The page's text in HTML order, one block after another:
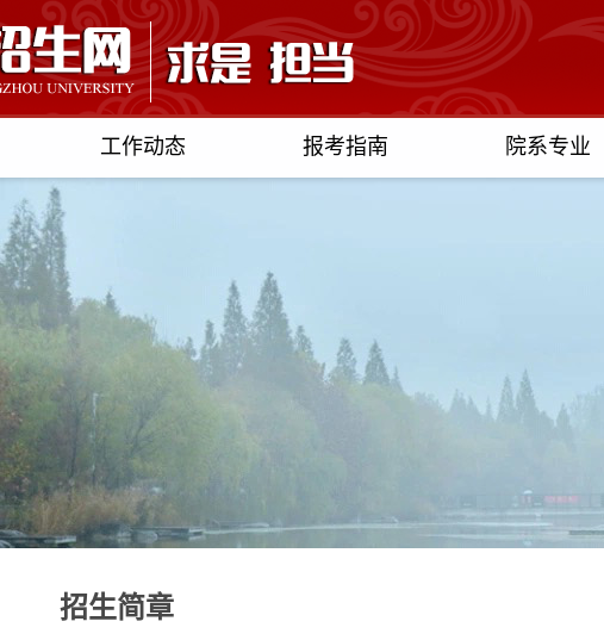
工作动态 报考指南 院系专业
招生简章